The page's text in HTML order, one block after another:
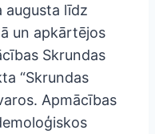
augusta līdz
un apkārtējos
Skrundas
“Skrundas
Apmācības